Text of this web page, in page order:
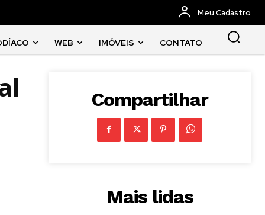
Meu Cadastro
WEB IMÓVEIS CONTATO
Compartilhar
Mais lidas